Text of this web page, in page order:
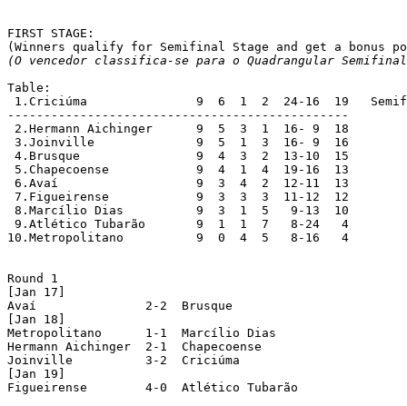
FIRST STAGE:
(O vencedor classifica-se para o Quadrangular
Table:
1.Criciúma		  9  6  1  2  24-16  19   Semifinalists; +1 bp
-----------------------------------------------
2.Hermann Aichinger  	  9  5  3  1  16- 9  18
3.Joinville		  9  5  1  3  16- 9  16
4.Brusque		  9  4  3  2  13-10  15
5.Chapecoense		  9  4  1  4  19-16  13
6.Avaí			  9  3  4  2  12-11  13
7.Figueirense	 	  9  3  3  3  11-12  12
8.Marcílio Dias	  9  3  1  5   9-13  10
9.Atlético Tubarão	  9  1  1  7   8-24   4
10.Metropolitano	  9  0  4  5   8-16   4
Round 1
[Jan 17]
Avaí		   2-2  Brusque
[Jan 18]
Metropolitano	   1-1  Marcílio Dias			(played in Timbó)
Hermann Aichinger  2-1  Chapecoense
Joinville	   3-2  Criciúma
[Jan 19]
Figueirense	   4-0  Atlético Tubarão